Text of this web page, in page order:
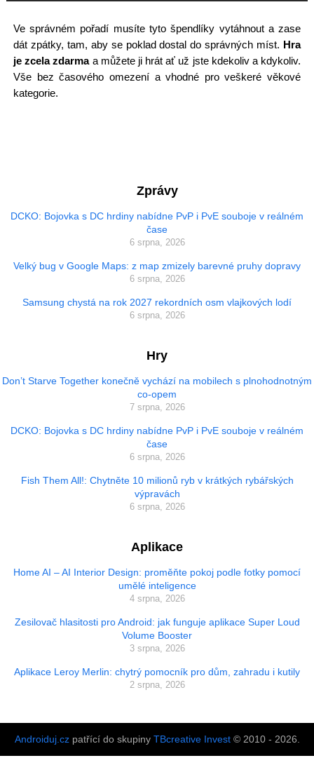
Ve správném pořadí musíte tyto špendlíky vytáhnout a zase
dát zpátky, tam, aby se poklad dostal do správných míst. Hra
je zcela zdarmaa můžete ji hrát ať už jste kdekoliv a kdykoliv.
Vše bez časového omezení a vhodné pro veškeré věkové
kategorie.
Zprávy
DCKO: Bojovka s DC hrdiny nabídne PvP i PvE souboje v reálném
čase
6 srpna, 2026
Velký bug v Google Maps: z map zmizely barevné pruhy dopravy
6 srpna, 2026
Samsung chystá na rok 2027 rekordních osm vlajkových lodí
6 srpna, 2026
Hry
Don’t Starve Together konečně vychází na mobilech s plnohodnotným
co-opem
7 srpna, 2026
DCKO: Bojovka s DC hrdiny nabídne PvP i PvE souboje v reálném
čase
6 srpna, 2026
Fish Them All!: Chytněte 10 milionů ryb v krátkých rybářských
výpravách
6 srpna, 2026
Aplikace
Home AI – AI Interior Design: proměňte pokoj podle fotky pomocí
umělé inteligence
4 srpna, 2026
Zesilovač hlasitosti pro Android: jak funguje aplikace Super Loud
Volume Booster
3 srpna, 2026
Aplikace Leroy Merlin: chytrý pomocník pro dům, zahradu i kutily
2 srpna, 2026
Androiduj.czpatřící do skupiny TBcreative Invest© 2010 - 2026.